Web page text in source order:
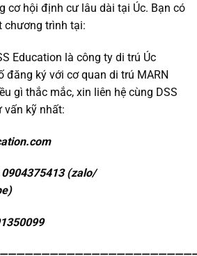
cơ hội định cư lâu dài tại Úc. Bạn có
chương trình tại:
Education là công ty di trú Úc
đăng ký với cơ quan di trú MARN
gì thắc mắc, xin liên hệ cùng DSS
vấn kỹ nhất:
(zalo/